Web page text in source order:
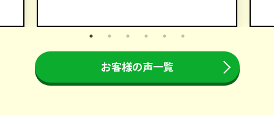
お客様の声一覧